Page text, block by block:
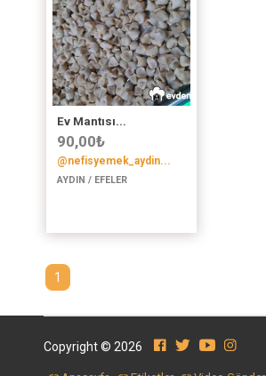
Ev Mantısı...
90,00₺
@nefisyemek_aydin...
AYDIN / EFELER
1
Copyright © 2026